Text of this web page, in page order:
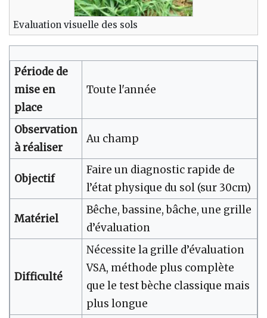
Evaluation visuelle des sols
Période de
mise en
place
Toute l'année
Observation
à réaliser
Au champ
Objectif
Faire un diagnostic rapide de
l’état physique du sol (sur 30cm)
Matériel
Bêche, bassine, bâche, une grille
d’évaluation
Difficulté
Nécessite la grille d’évaluation
VSA, méthode plus complète
que le test bèche classique mais
plus longue